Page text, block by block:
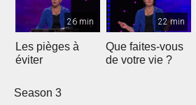
26 min
Les pièges à
éviter
22 min
Que faites-vous
de votre vie ?
Season 3